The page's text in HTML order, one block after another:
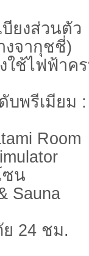
ยงส่วนตัว
งจากุชชี่)
ใช้ไฟฟ้าค
บพรีเมียม :
Room
ซน
Sauna
24 ชม.